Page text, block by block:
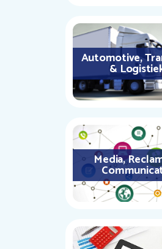
Automotive,
&
Media,